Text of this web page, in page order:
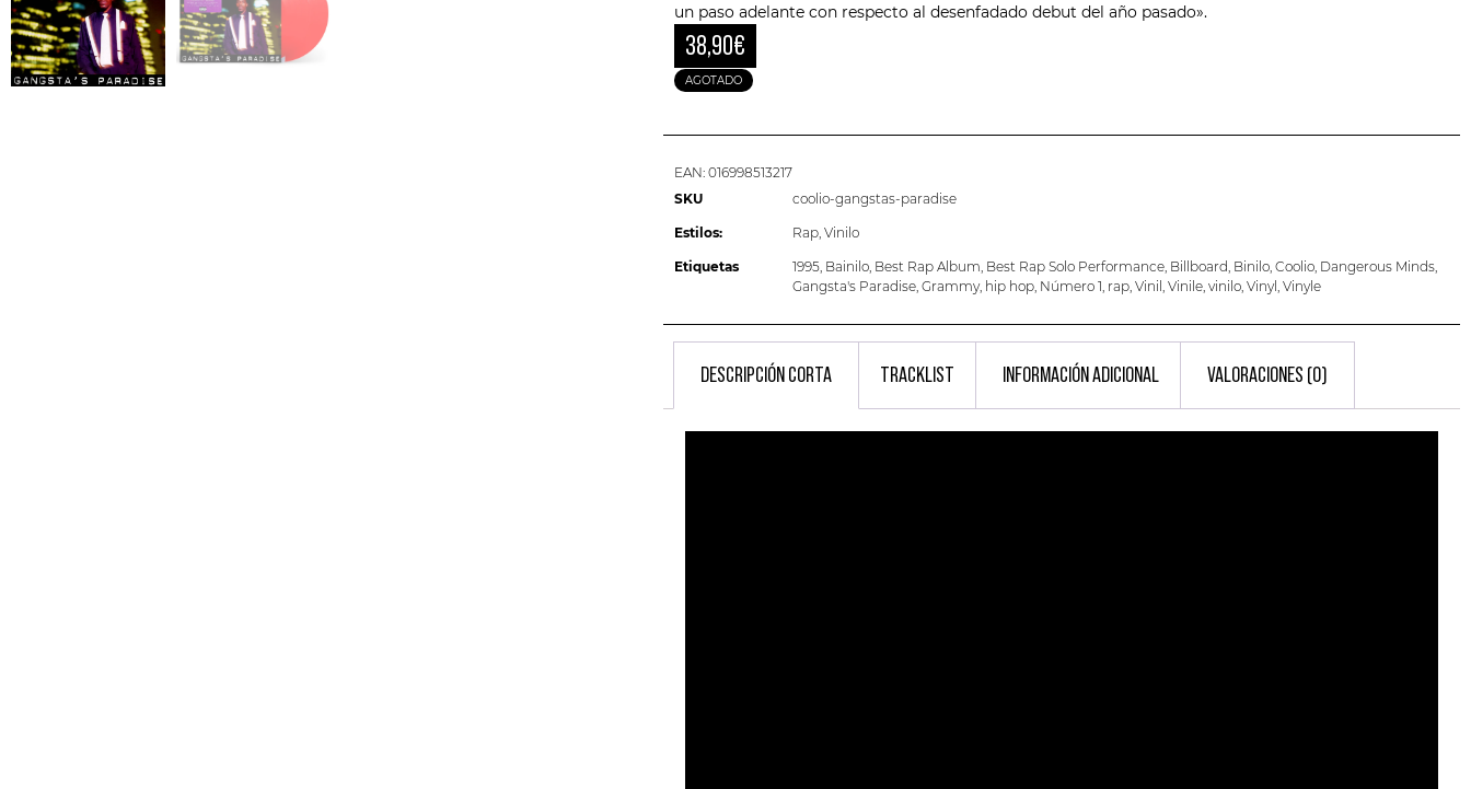
un paso adelante con respecto al desenfadado debut del año pasado».
38,90€
AGOTADO
EAN: 016998513217
SKU
coolio-gangstas-paradise
Estilos: Rap, Vinilo
Etiquetas 1995, Bainilo, Best Rap Album, Best Rap Solo Performance, Billboard, Binilo, Coolio, Dangerous Minds,
Gangsta's Paradise, Grammy, hip hop, Número 1, rap, Vinil , Vinile, vinilo, Vinyl, Vinyle
DESCRIPCIÓN CORTA TRACKLIST INFORMACIÓN ADICIONAL VALORACIONES (0)